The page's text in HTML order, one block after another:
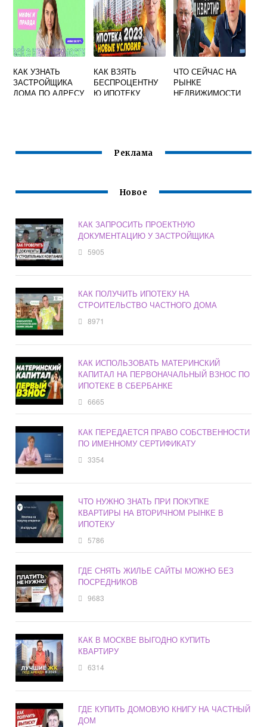
КАК УЗНАТЬ
ЗАСТРОЙЩИКА
ДОМА ПО АДРЕСУ
КАК ВЗЯТЬ
БЕСПРОЦЕНТНУ
Ю ИПОТЕКУ
ЧТО СЕЙЧАС НА
РЫНКЕ
НЕДВИЖИМОСТИ
Реклама
Новое
КАК ЗАПРОСИТЬ ПРОЕКТНУЮ
ДОКУМЕНТАЦИЮ У ЗАСТРОЙЩИКА
5905
КАК ПОЛУЧИТЬ ИПОТЕКУ НА
СТРОИТЕЛЬСТВО ЧАСТНОГО ДОМА
8971
КАК ИСПОЛЬЗОВАТЬ МАТЕРИНСКИЙ
КАПИТАЛ НА ПЕРВОНАЧАЛЬНЫЙ ВЗНОС ПО
ИПОТЕКЕ В СБЕРБАНКЕ
6665
КАК ПЕРЕДАЕТСЯ ПРАВО СОБСТВЕННОСТИ
ПО ИМЕННОМУ СЕРТИФИКАТУ
3354
ЧТО НУЖНО ЗНАТЬ ПРИ ПОКУПКЕ
КВАРТИРЫ НА ВТОРИЧНОМ РЫНКЕ В
ИПОТЕКУ
5786
ГДЕ СНЯТЬ ЖИЛЬЕ САЙТЫ МОЖНО БЕЗ
ПОСРЕДНИКОВ
9683
КАК В МОСКВЕ ВЫГОДНО КУПИТЬ
КВАРТИРУ
6314
ГДЕ КУПИТЬ ДОМОВУЮ КНИГУ НА ЧАСТНЫЙ
ДОМ